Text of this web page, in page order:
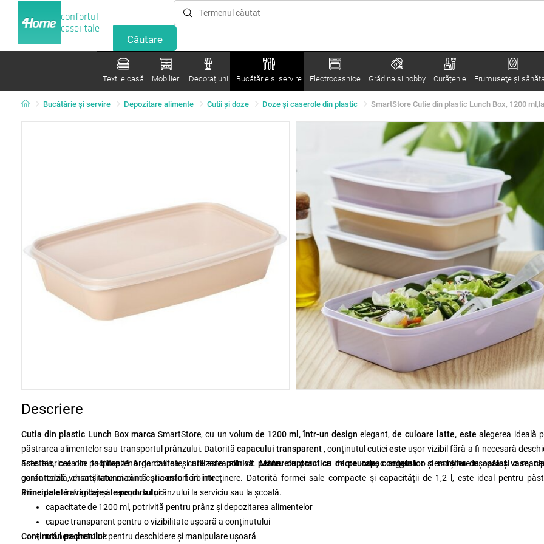
confortul
casei tale
Textile casă Mobilier Decorațiuni Bucătărie și servire Electrocasnice Grădina şi hobby Curățenie Frumuseţe şi
Bucătărie și servire Depozitare alimente Cutii şi doze Doze şi caserole din plastic SmartStore Cutie din plastic Lunch Box, 1200
Descriere
Cutia din plastic Lunch Box marca SmartStore, cu un volum de 1200 ml,într-un design elegant, de culoare latte, este alegerea ideală
păstrarea alimentelor sau transportul prânzului. Datorită capacului transparent , conținutul cutieieste ușor vizibil fără a fi necesară
acesteia, ceea ce facilitează organizarea și utilizarea zilnică.Mânerele practice de pe capac asigurăo deschidere ușoară și o
confortabilă, chiar și atunci când cutia este fierbinte.
Este fabricat din polipropilenă de calitate, care estepotrivit pentru cuptorul cu microunde, congelator și mașina de spălat vase,
garantează versatilitate maximă și confort în întreținere. Datorită formei sale compacte și capacității de 1,2 l, este ideal pentru
alimentelor în frigider și transportul prânzului la serviciu sau la școală.
Principalele avantaje ale produsului:
capacitate de 1200 ml, potrivită pentru prânz și depozitarea alimentelor
capac transparent pentru o vizibilitate ușoară a conținutului
mânere practice pentru deschidere și manipulare ușoară
Conținutul pachetului: